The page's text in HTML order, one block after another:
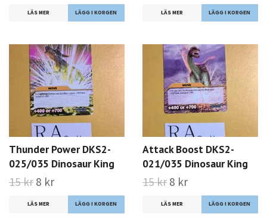
LÄS MER LÄS MER
Thunder Power DKS2-
025/035 Dinosaur King
15 kr 8 kr
LÄS MER
Attack Boost DKS2-
021/035 Dinosaur King
15 kr 8 kr
LÄS MER